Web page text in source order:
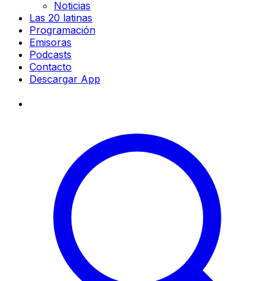
Noticias
Las 20 latinas
Programación
Emisoras
Podcasts
Contacto
Descargar App